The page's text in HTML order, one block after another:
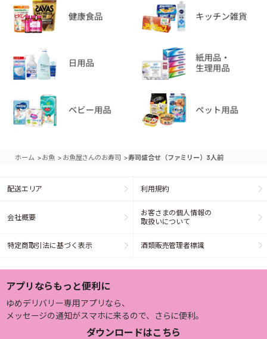
ホーム >お魚 > お魚屋さんのお寿司 >寿司盛合せ（ファミリー）3人前
配送エリア 利用規約
会社概要
お客さまの個人情報の
取扱いについて
特定商取引法に基づく表示 酒類販売管理者標識
アプリならもっと便利に
ゆめデリバリー専用アプリなら、
メッセージの通知がスマホに来るので、さらに便利。
ダウンロードはこちら